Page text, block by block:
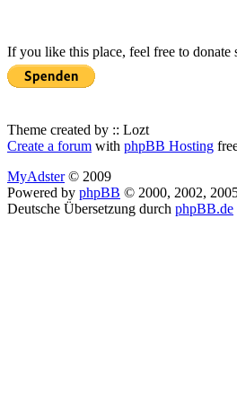
If you like this place, feel free to donate
Theme created by :: Lozt
Create a forum with phpBB Hosting
MyAdster© 2009
Powered by phpBB © 2000, 2002,
Deutsche Übersetzung durch phpBB.de